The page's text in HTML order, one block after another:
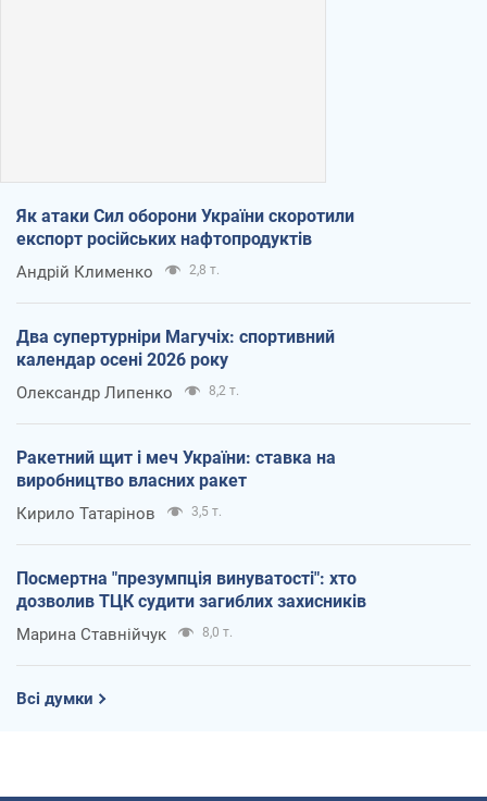
Як атаки Сил оборони України скоротили
експорт російських нафтопродуктів
Андрій Клименко 2,8 т.
Два супертурніри Магучіх: спортивний
календар осені 2026 року
Олександр Липенко 8,2 т.
Ракетний щит і меч України: ставка на
виробництво власних ракет
Кирило Татарінов 3,5 т.
Посмертна "презумпція винуватості": хто
дозволив ТЦК судити загиблих захисників
Марина Ставнійчук 8,0 т.
Всі думки